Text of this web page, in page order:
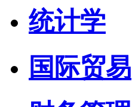
统计学
国际贸易